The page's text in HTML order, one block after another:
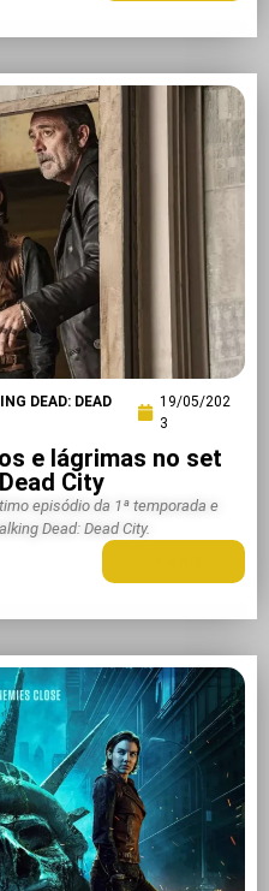
DEAD: DEAD
19/05/202
3
e lágrimas no set
City
episódio da 1ª temporada e
Dead: Dead City.